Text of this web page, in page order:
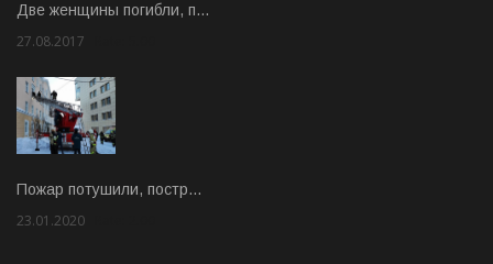
Две женщины погибли, п…
27.08.2017
Пожар потушили, постр…
23.01.2020